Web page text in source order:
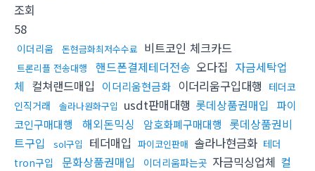
조회
58
이더리움 돈현금화최저수수료 비트코인 체크카드
트론리플 전송대행 핸드폰결제테더전송 오다집 자금세탁업
체 컬쳐랜드매입 이더리움현금화 이더리움구입대행 테더코
인직거래
솔라나원화구입 usdt판매대행 롯데상품권매입
파이
코인구매대행
해외돈믹싱 암호화폐구매대행
롯데상품권비
트구입
sol구입 테더매입 파이코인판매 솔라나현금화 테더
tron구입
문화상품권매입 이더리움파는곳 자금믹싱업체 컬